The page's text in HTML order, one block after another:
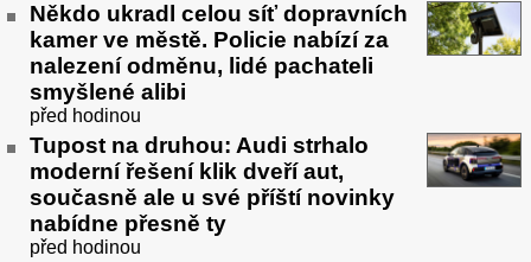
Někdo ukradl celou síť dopravních
kamer ve městě. Policie nabízí za
nalezení odměnu, lidé pachateli
smyšlené alibi
před hodinou
Tupost na druhou: Audi strhalo
moderní řešení klik dveří aut,
současně ale u své příští novinky
nabídne přesně ty
před hodinou